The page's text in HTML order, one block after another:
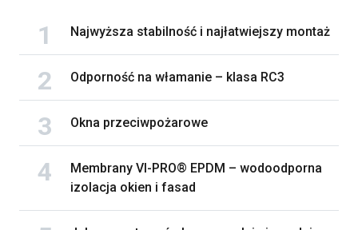
Najwyższa stabilność i najłatwiejszy montaż
Odporność na włamanie – klasa RC3
Okna przeciwpożarowe
Membrany VI-PRO® EPDM – wodoodporna
izolacja okien i fasad